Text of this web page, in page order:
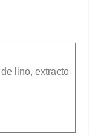
lino, extracto